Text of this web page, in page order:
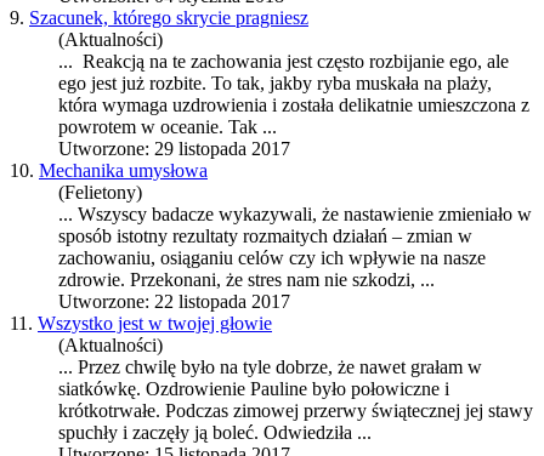
9. Szacunek, którego skrycie pragniesz
(Aktualności)
... Reakcją na te zachowania jest często rozbijanie ego, ale
ego jest już rozbite. To tak, jakby ryba muskała na plaży,
która wymaga uzdrowienia i została delikatnie umieszczona z
powrotem w oceanie. Tak ...
Utworzone: 29 listopada 2017
10. Mechanika umysłowa
(Felietony)
... Wszyscy badacze wykazywali, że nastawienie zmieniało w
sposób istotny rezultaty rozmaitych działań – zmian w
zachowaniu, osiąganiu celów czy ich wpływie na nasze
zdrowie. Przekonani, że stres nam nie szkodzi, ...
Utworzone: 22 listopada 2017
11. Wszystko jest w twojej głowie
(Aktualności)
... Przez chwilę było na tyle dobrze, że nawet grałam w
siatkówkę. Ozdrowienie Pauline było połowiczne i
krótkotrwałe. Podczas zimowej przerwy świątecznej jej stawy
spuchły i zaczęły ją boleć. Odwiedziła ...